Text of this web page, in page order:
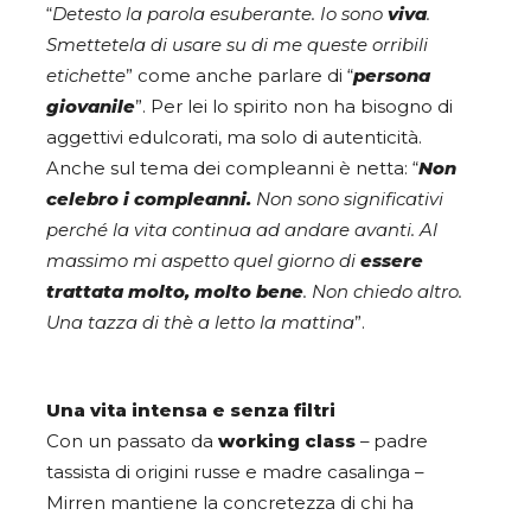
“Detesto la parola esuberante. Io sono viva.
Smettetela di usare su di me queste orribili
etichette” come anche parlare di “persona
giovanile”. Per lei lo spirito non ha bisogno di
aggettivi edulcorati, ma solo di autenticità.
Anche sul tema dei compleanni è netta: “Non
celebro i compleanni. Non sono significativi
perché la vita continua ad andare avanti. Al
massimo mi aspetto quel giorno di essere
trattata molto, molto bene. Non chiedo altro.
Una tazza di thè a letto la mattina”.
Una vita intensa e senza filtri
Con un passato da working class – padre
tassista di origini russe e madre casalinga –
Mirren mantiene la concretezza di chi ha